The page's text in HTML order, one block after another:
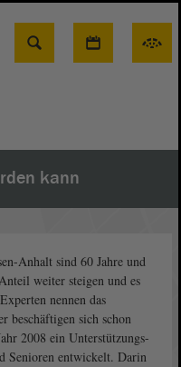
Suche
kann
Anhalt sind 60 Jahre und
weiter steigen und es
nennen das
beschäftigen sich schon
2008 ein Unterstützungs-
Senioren entwickelt. Darin